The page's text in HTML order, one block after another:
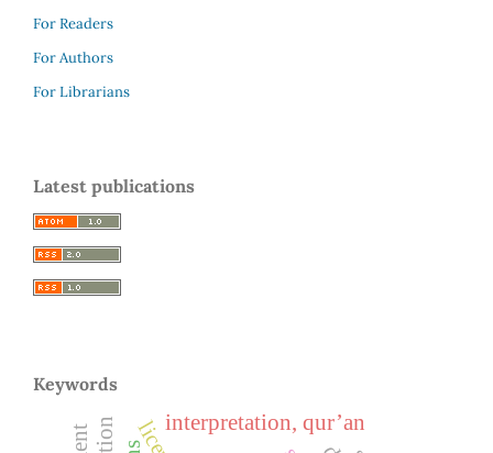
For Readers
For Authors
For Librarians
Latest publications
Keywords
interpretation, qur’an